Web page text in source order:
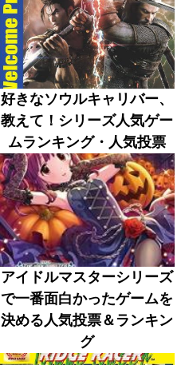
好きなソウルキャリバー、
教えて！シリーズ人気ゲー
ムランキング・人気投票
アイドルマスターシリーズ
で一番面白かったゲームを
決める人気投票＆ランキン
グ